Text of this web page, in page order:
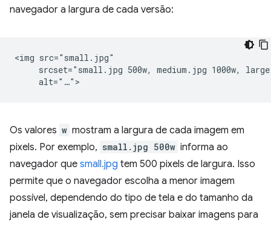
navegador a largura de cada versão:
<img src="small.jpg"
srcset="small.jpg 500w, medium.jpg 1000w,
Os valores w mostram a largura de cada imagem em
pixels. Por exemplo, small.jpg 500w informa ao
navegador que small.jpg tem 500 pixels de largura. Isso
permite que o navegador escolha a menor imagem
possível, dependendo do tipo de tela e do tamanho da
janela de visualização, sem precisar baixar imagens para